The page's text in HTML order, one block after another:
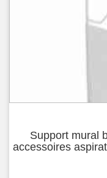
Support mural
accessoires